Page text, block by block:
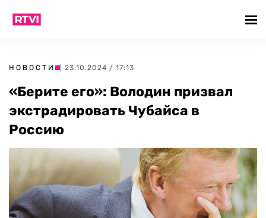
НОВОСТИ | 23.10.2024 / 17:13
«Берите его»: Володин призвал
экстрадировать Чубайса в
Россию